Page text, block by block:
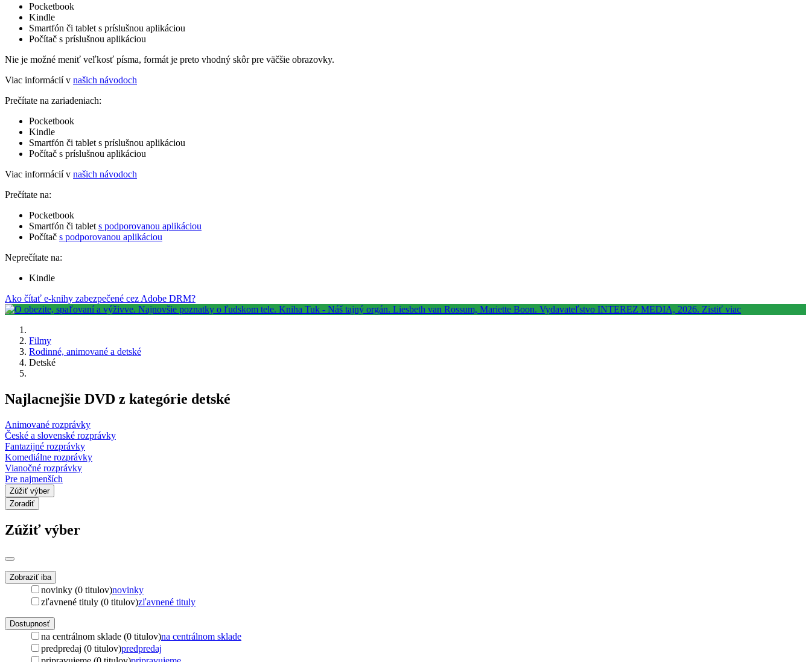
Pocketbook
Kindle
Smartfón či tablet s príslušnou aplikáciou
Počítač s príslušnou aplikáciou
Nie je možné meniť veľkosť písma, formát je preto vhodný skôr pre väčšie obrazovky.
Viac informácií v našich návodoch
Prečítate na zariadeniach:
Pocketbook
Kindle
Smartfón či tablet s príslušnou aplikáciou
Počítač s príslušnou aplikáciou
Viac informácií v našich návodoch
Prečítate na:
Pocketbook
Smartfón či tablet s podporovanou aplikáciou
Počítač s podporovanou aplikáciou
Neprečítate na:
Kindle
Ako čítať e-knihy zabezpečené cez Adobe DRM?
Filmy
Rodinné, animované a detské
Detské
Najlacnejšie DVD z kategórie detské
Animované rozprávky
České a slovenské rozprávky
Fantazijné rozprávky
Komediálne rozprávky
Vianočné rozprávky
Pre najmenších
Zúžiť výber
Zoradiť
Zúžiť výber
Zobraziť iba
novinky (0 titulov)novinky
zľavnené tituly (0 titulov)zľavnené tituly
Dostupnosť
na centrálnom sklade (0 titulov)na centrálnom sklade
predpredaj (0 titulov)predpredaj